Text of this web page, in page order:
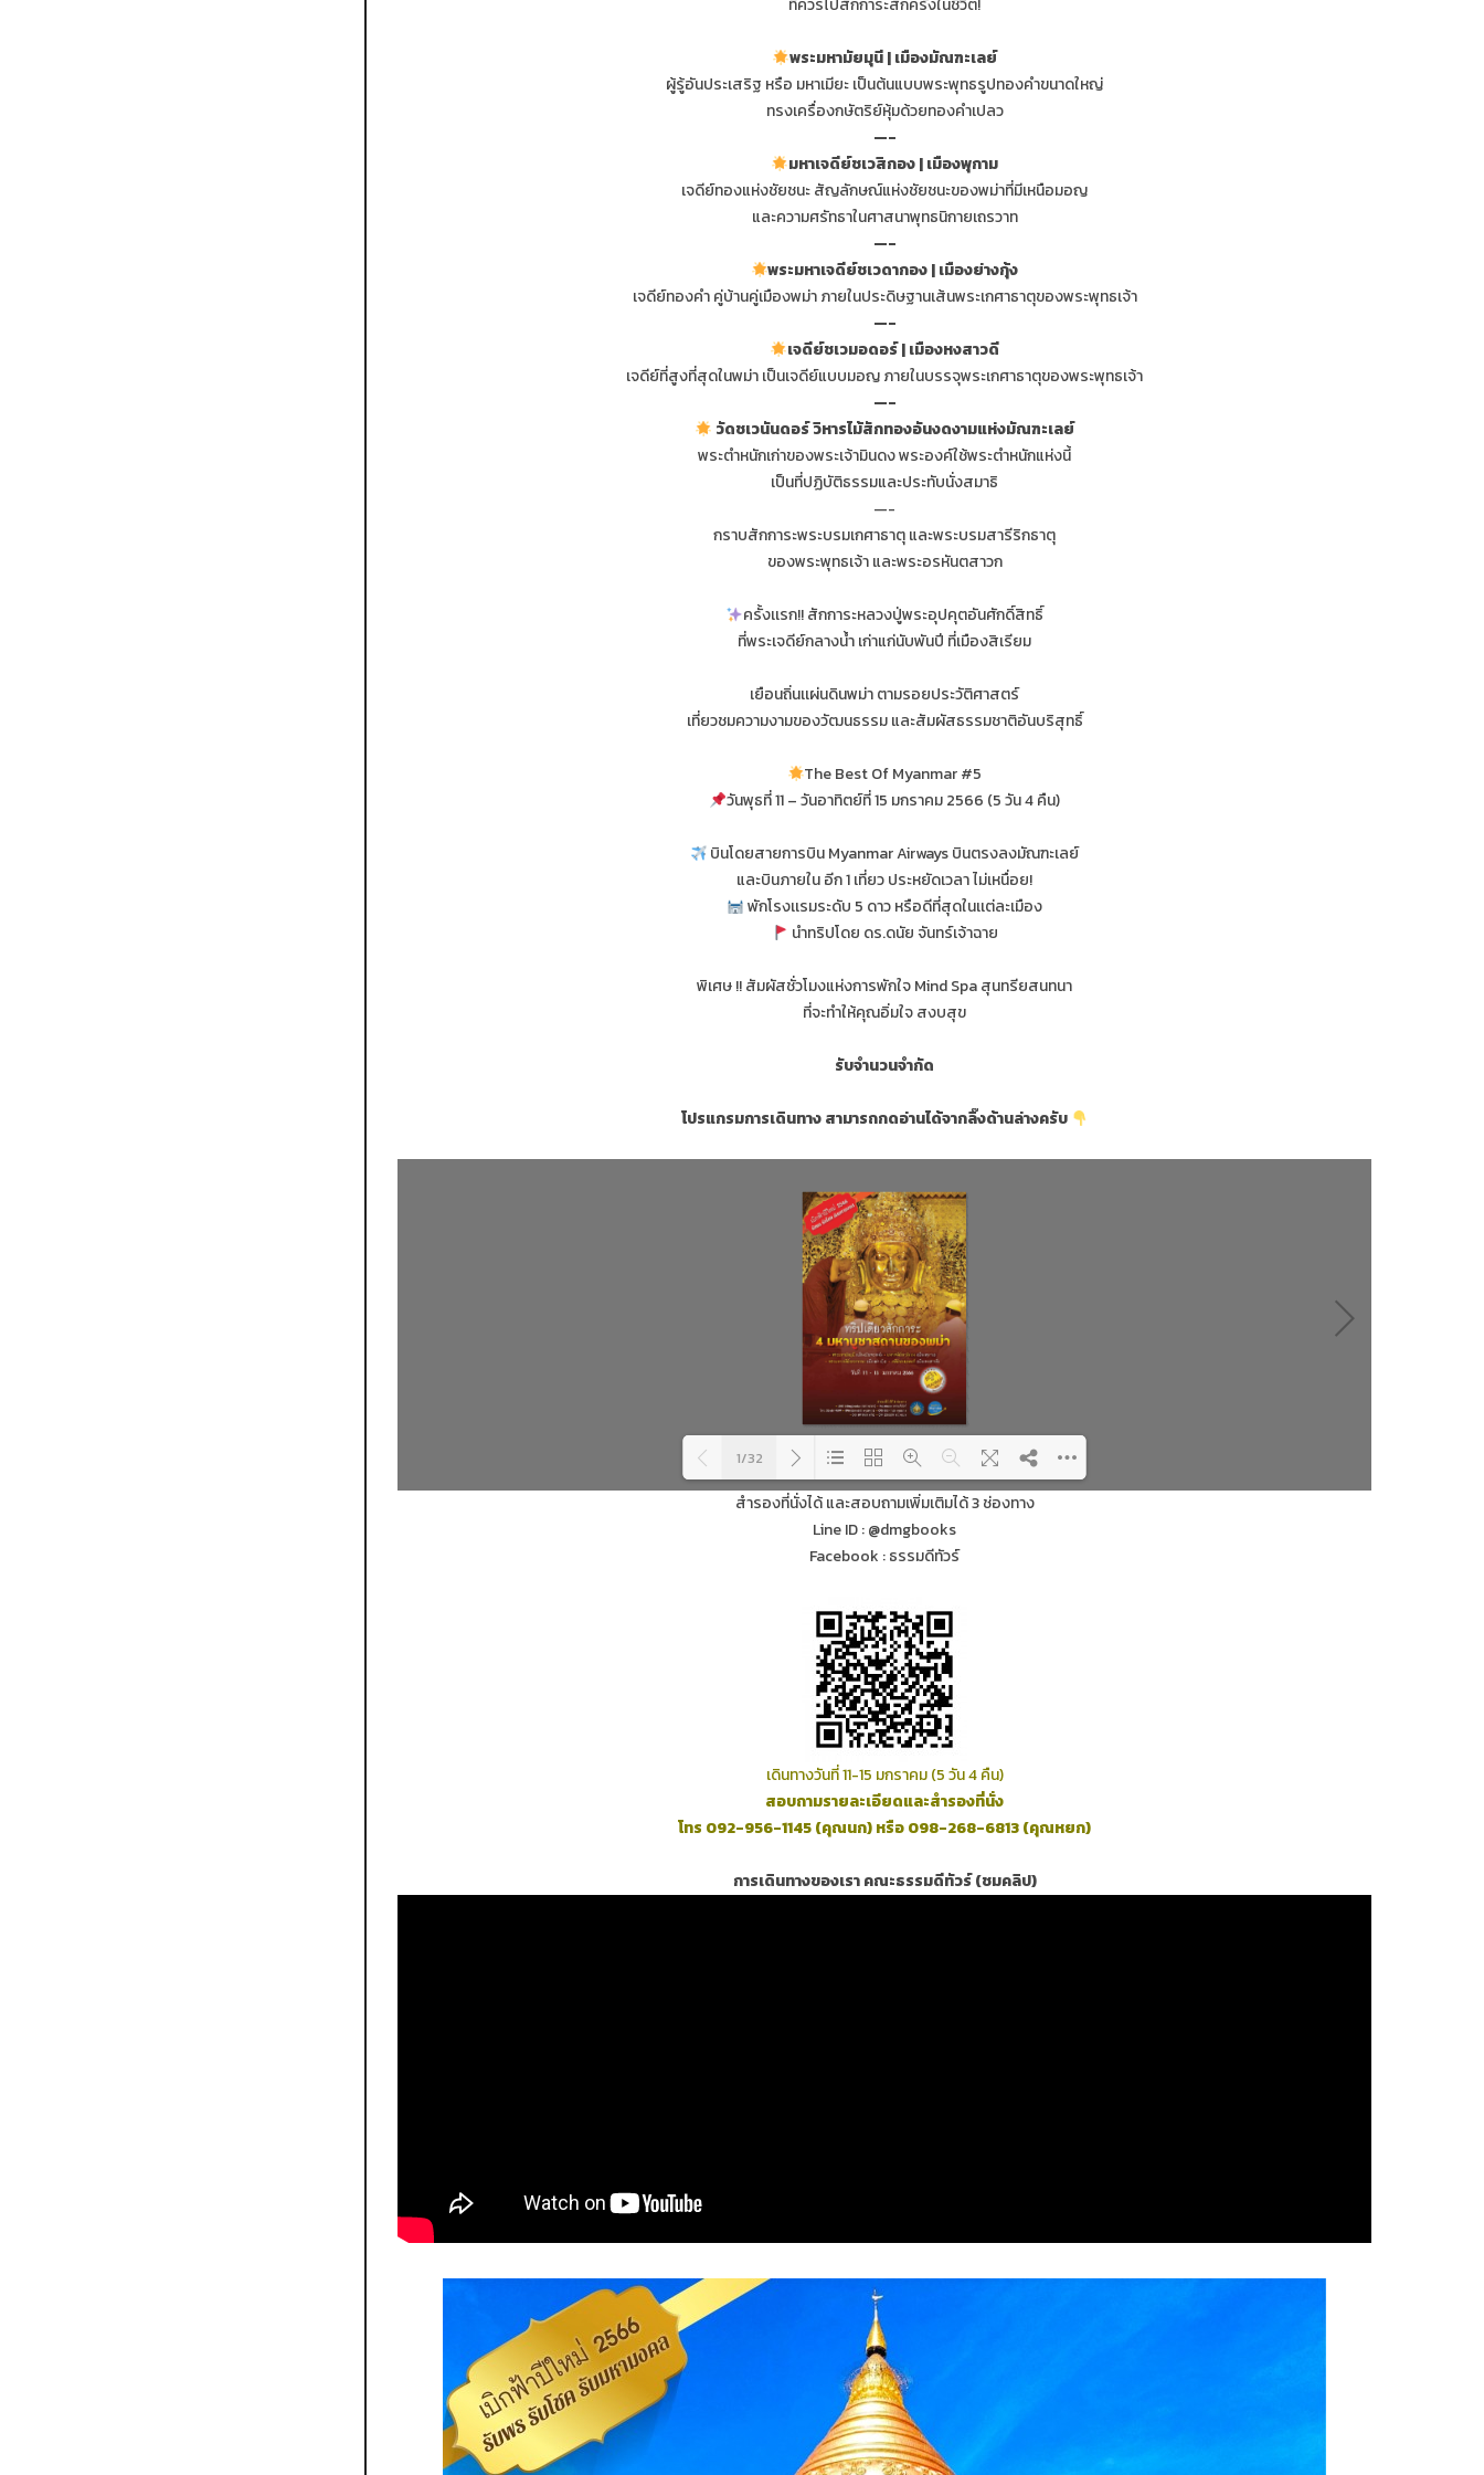
ที่ควรไปสักการะสักครั้งในชีวิต!
พระมหามัยมุนี | เมืองมัณฑะเลย์
ผู้รู้อันประเสริฐ หรือ มหาเมียะ เป็นต้นแบบพระพุทธรูปทองคำขนาดใหญ่
ทรงเครื่องกษัตริย์หุ้มด้วยทองคำเปลว
—-
มหาเจดีย์ชเวสิกอง | เมืองพุกาม
เจดีย์ทองแห่งชัยชนะ สัญลักษณ์แห่งชัยชนะของพม่าที่มีเหนือมอญ
และความศรัทธาในศาสนาพุทธนิกายเถรวาท
—-
พระมหาเจดีย์ชเวดากอง | เมืองย่างกุ้ง
เจดีย์ทองคำ คู่บ้านคู่เมืองพม่า ภายในประดิษฐานเส้นพระเกศาธาตุของพระพุทธเจ้า
—-
เจดีย์ชเวมอดอร์ | เมืองหงสาวดี
เจดีย์ที่สูงที่สุดในพม่า เป็นเจดีย์แบบมอญ ภายในบรรจุพระเกศาธาตุของพระพุทธเจ้า
—-
วัดชเวนันดอร์ วิหารไม้สักทองอันงดงามแห่งมัณฑะเลย์
พระตำหนักเก่าของพระเจ้ามินดง พระองค์ใช้พระตำหนักแห่งนี้
เป็นที่ปฏิบัติธรรมและประทับนั่งสมาธิ
—-
กราบสักการะพระบรมเกศาธาตุ และพระบรมสารีริกธาตุ
ของพระพุทธเจ้า และพระอรหันตสาวก
ครั้งเเรก!! สักการะหลวงปู่พระอุปคุตอันศักดิ์สิทธิ์
ที่พระเจดีย์กลางน้ำ เก่าแก่นับพันปี ที่เมืองสิเรียม
เยือนถิ่นเเผ่นดินพม่า ตามรอยประวัติศาสตร์
เที่ยวชมความงามของวัฒนธรรม และสัมผัสธรรมชาติอันบริสุทธิ์
The Best Of Myanmar #5
วันพุธที่ 11 – วันอาทิตย์ที่ 15 มกราคม 2566 (5 วัน 4 คืน)
บินโดยสายการบิน Myanmar Airways บินตรงลงมัณฑะเลย์
และบินภายใน อีก 1 เที่ยว ประหยัดเวลา ไม่เหนื่อย!
พักโรงเเรมระดับ 5 ดาว หรือดีที่สุดในเเต่ละเมือง
นำทริปโดย ดร.ดนัย จันทร์เจ้าฉาย
พิเศษ !! สัมผัสชั่วโมงแห่งการพักใจ Mind Spa สุนทรียสนทนา
ที่จะทำให้คุณอิ่มใจ สงบสุข
รับจำนวนจำกัด
โปรแกรมการเดินทาง สามารถกดอ่านได้จากลิ๊งด้านล่างครับ
Loading PDF 100% ...
1/32
สำรองที่นั่งได้ และสอบถามเพิ่มเติมได้ 3 ช่องทาง
Line ID : @dmgbooks
Facebook : ธรรมดีทัวร์
เดินทางวันที่ 11-15 มกราคม (5 วัน 4 คืน)
สอบถามรายละเอียดและสำรองที่นั่ง
โทร 092-956-1145 (คุณนก) หรือ 098-268-6813 (คุณหยก)
การเดินทางของเรา คณะธรรมดีทัวร์ (ชมคลิป)